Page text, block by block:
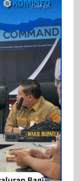
dan
Salur
Bagi
Hasil
Pajak
2024
dan
2025